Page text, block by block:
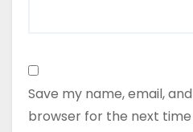
Save my name, email,
browser for the next